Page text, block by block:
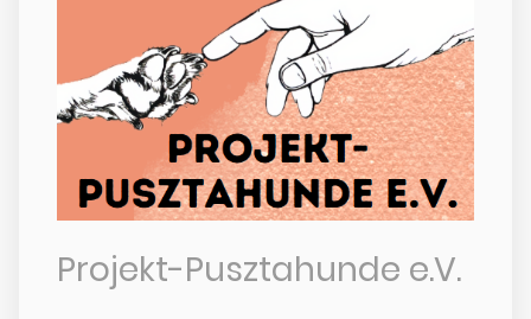
Projekt-Pusztahunde e.V.